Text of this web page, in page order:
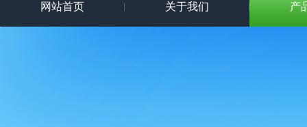
网站首页 关于我们 产